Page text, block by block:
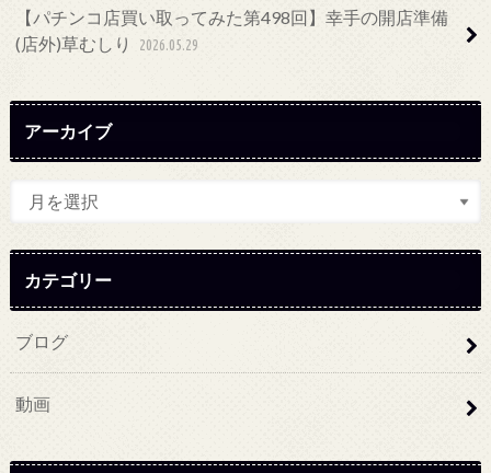
【パチンコ店買い取ってみた第498回】幸手の開店準備
(店外)草むしり
2026.05.29
アーカイブ
カテゴリー
ブログ
動画